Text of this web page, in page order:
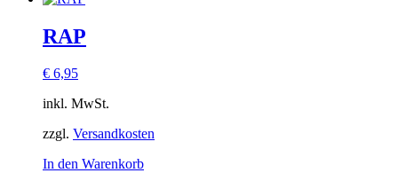
RAP
€ 6,95
inkl. MwSt.
zzgl. Versandkosten
In den Warenkorb